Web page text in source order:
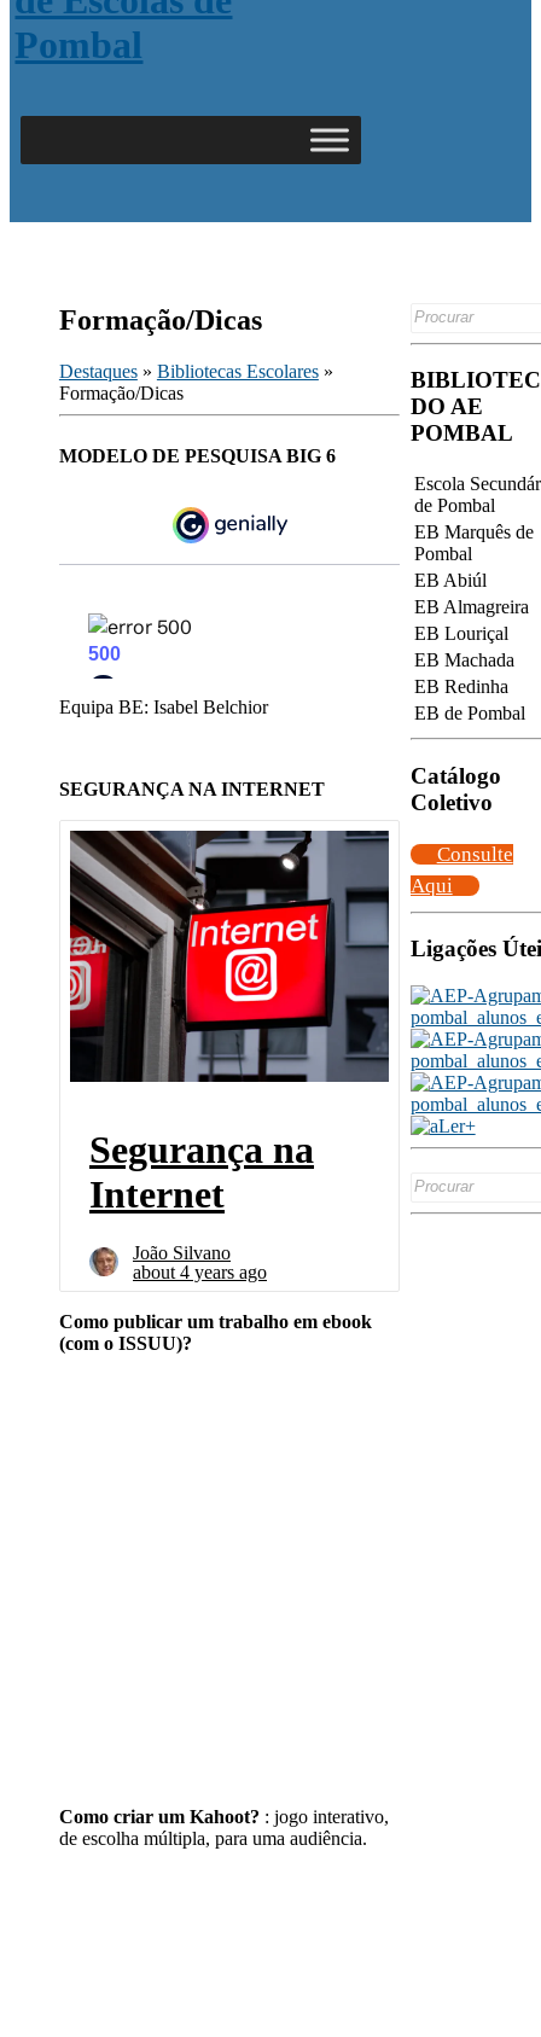
Formação/Dicas
Destaques» Bibliotecas Escolares»
Formação/Dicas
MODELO DE PESQUISA BIG 6
Equipa BE: Isabel Belchior
SEGURANÇA NA INTERNET
Como publicar um trabalho em ebook
(com o ISSUU)?
Como criar um Kahoot? : jogo interativo,
de escolha múltipla, para uma audiência.
Search
DO AE
POMBAL
Escola
de Pombal
EB Marquês de
Pombal
EB Abiúl
EB Almagreira
EB Louriçal
EB Machada
EB Redinha
EB de Pombal
Catálogo
Coletivo
Consulte
Aqui
Ligações
Search